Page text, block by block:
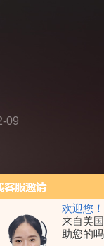
欢迎您！
来自美
助您的吗
09
属于微机控
。设备深度适
抽油杆等核心
T 5029-2016